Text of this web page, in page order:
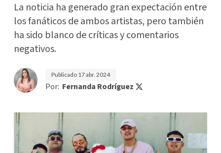
La noticia ha generado gran expectación entre
los fanáticos de ambos artistas, pero también
ha sido blanco de críticas y comentarios
negativos.
Publicado 17 abr. 2024
Por: Fernanda Rodríguez